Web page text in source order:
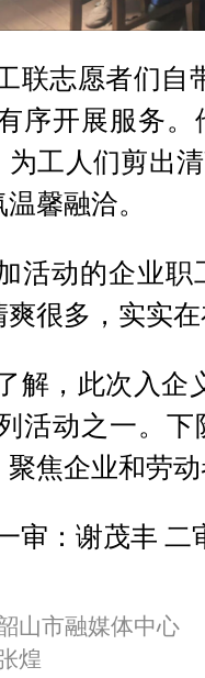
联志愿者们自
序开展服务
为工人们剪出
馨融洽。
活动的企业职
爽很多，实实
解，此次入企
活动之一。
聚焦企业和劳
一审：谢茂丰
山市融媒体中心
煌